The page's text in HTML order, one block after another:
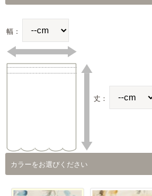
幅：
丈：
カラーをお選びください